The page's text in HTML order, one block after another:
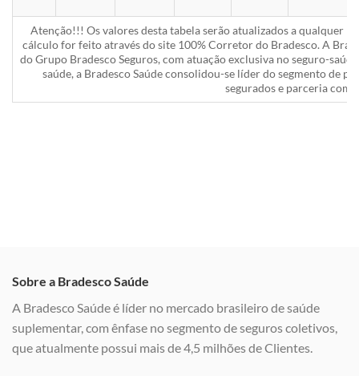
Atenção!!! Os valores desta tabela serão atualizados a qualquer
cálculo for feito através do site 100% Corretor do Bradesco. A
do Grupo Bradesco Seguros, com atuação exclusiva no seguro-
saúde, a Bradesco Saúde consolidou-se líder do segmento de
segurados e parceria com
Sobre a Bradesco Saúde
A Bradesco Saúde é líder no mercado brasileiro de saúde
suplementar, com ênfase no segmento de seguros coletivos,
que atualmente possui mais de 4,5 milhões de Clientes.